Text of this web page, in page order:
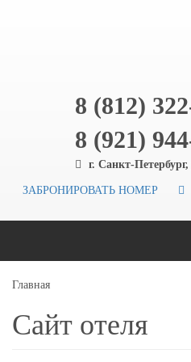
8 (812)
8 (921)
г. Санкт-Петербург,
ЗАБРОНИРОВАТЬ НОМЕР
Главная
Сайт отеля